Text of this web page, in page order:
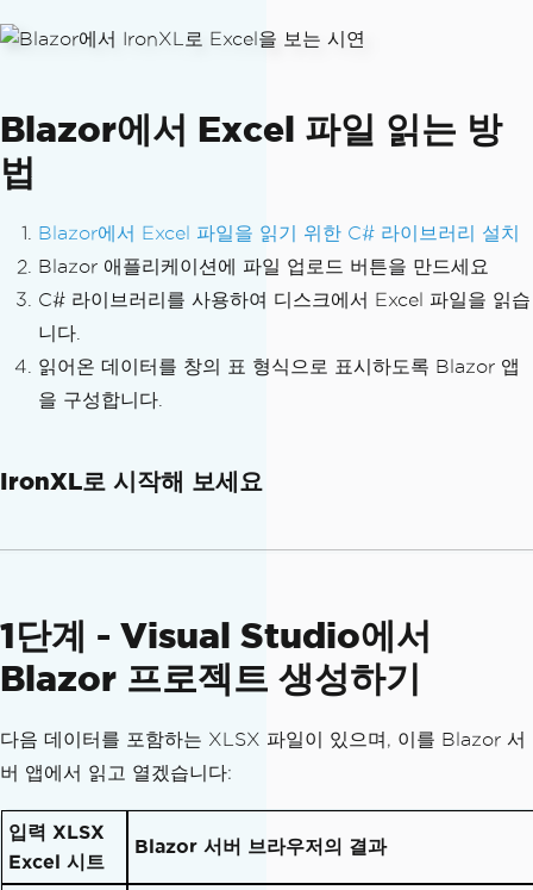
Blazor에서 Excel 파일 읽는 방
법
Blazor에서 Excel 파일을 읽기 위한 C# 라이브러리 설치
Blazor 애플리케이션에 파일 업로드 버튼을 만드세요
C# 라이브러리를 사용하여 디스크에서 Excel 파일을 읽습
니다.
읽어온 데이터를 창의 표 형식으로 표시하도록 Blazor 앱
을 구성합니다.
IronXL로 시작해 보세요
1단계 - Visual Studio에서
Blazor 프로젝트 생성하기
다음 데이터를 포함하는 XLSX 파일이 있으며, 이를 Blazor 서
버 앱에서 읽고 열겠습니다:
입력 XLSX
Excel 시트
Blazor 서버 브라우저의 결과